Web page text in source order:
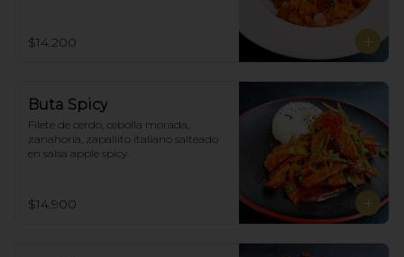
$14.200
Buta Spicy
Filete de cerdo, cebolla morada,
zanahoria, zapallito italiano salteado
en salsa apple spicy.
$14.900